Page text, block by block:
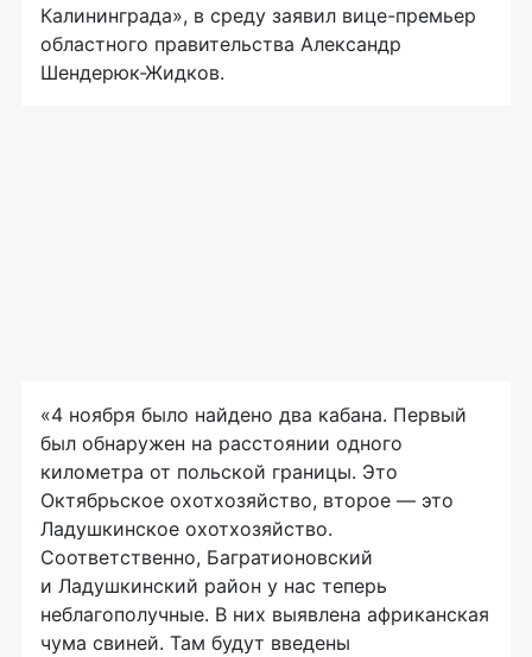
Калининграда», в среду заявил вице-премьер
областного правительства Александр
Шендерюк-Жидков.
«4 ноября было найдено два кабана. Первый
был обнаружен на расстоянии одного
километра от польской границы. Это
Октябрьское охотхозяйство, второе — это
Ладушкинское охотхозяйство.
Соответственно, Багратионовский
и Ладушкинский район у нас теперь
неблагополучные. В них выявлена африканская
чума свиней. Там будут введены